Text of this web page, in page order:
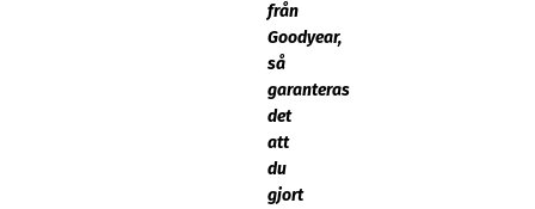
från
Goodyear,
så
garanteras
det
att
du
gjort